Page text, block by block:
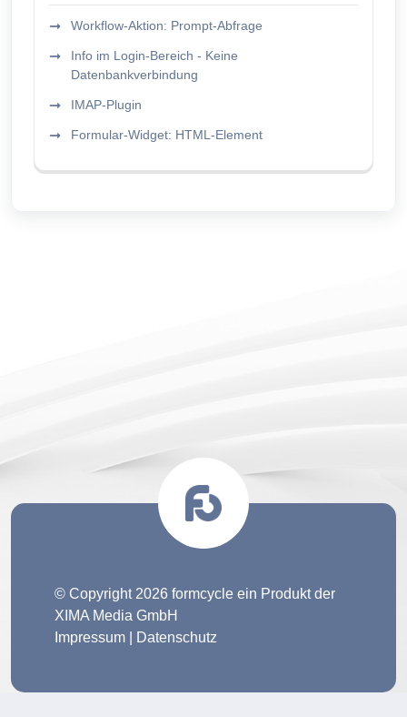
Workflow-Aktion: Prompt-Abfrage
Info im Login-Bereich - Keine
Datenbankverbindung
IMAP-Plugin
Formular-Widget: HTML-Element
© Copyright 2026 formcycle ein Produkt der
XIMA Media GmbH
Impressum
Datenschutz